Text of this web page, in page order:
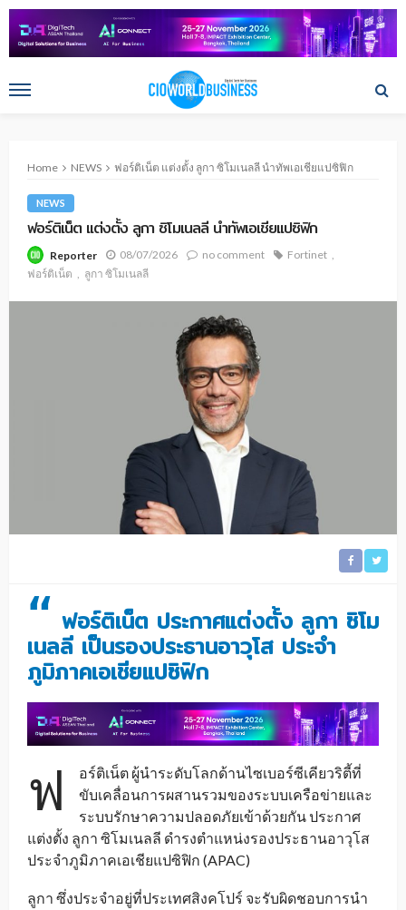
Home NEWS ฟอร์ติเน็ต แต่งตั้ง ลูกา ซิโมเนลลี นำทัพเอเชียแปซิฟิก
NEWS
ฟอร์ติเน็ต แต่งตั้ง ลูกา ซิโมเนลลี นำทัพเอเชียแปซิฟิก
Reporter 08/07/2026 no comment
Fortinet
ฟอร์ติเน็ต
ลูกา ซิโมเนลลี
“ ฟอร์ติเน็ต ประกาศแต่งตั้ง ลูกา ซิโม
เนลลี เป็นรองประธานอาวุโส ประจำ
ภูมิภาคเอเชียแปซิฟิก
ฟ
อร์ติเน็ต ผู้นำระดับโลกด้านไซเบอร์ซีเคียวริตี้ที่
ขับเคลื่อนการผสานรวมของระบบเครือข่ายและ
ระบบรักษาความปลอดภัยเข้าด้วยกัน ประกาศ
แต่งตั้ง ลูกา ซิโมเนลลี ดำรงตำแหน่งรองประธานอาวุโส
ประจำภูมิภาคเอเชียแปซิฟิก (APAC)
ลูกา ซึ่งประจำอยู่ที่ประเทศสิงคโปร์ จะรับผิดชอบการนำ